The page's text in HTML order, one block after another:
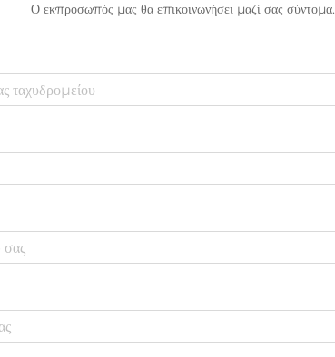
Ο εκπρόσωπός μας θα επικοινωνήσει μαζί σας σύντομα.